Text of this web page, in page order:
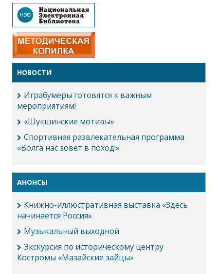
НОВОСТИ
Играбумеры готовятся к важным
мероприятиям!
«Шукшинские мотивы»
Спортивная развлекательная программа
«Волга нас зовет в поход!»
АНОНСЫ
Книжно-иллюстративная выставка «Здесь
начинается Россия»
Музыкальный выходной
Экскурсия по историческому центру
Костромы «Мазайские зайцы»